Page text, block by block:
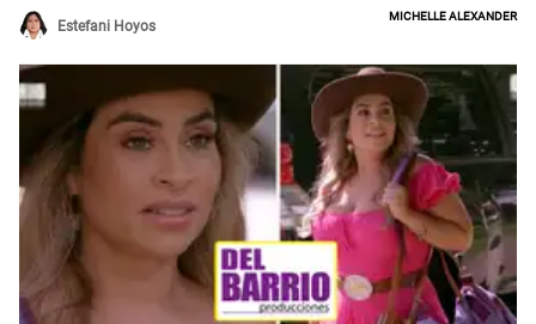
Estefani Hoyos
Michelle Alexander